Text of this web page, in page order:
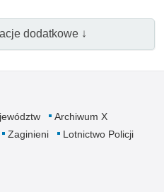
dodatkowe ↓
Archiwum X
Zaginieni
Lotnictwo Policji